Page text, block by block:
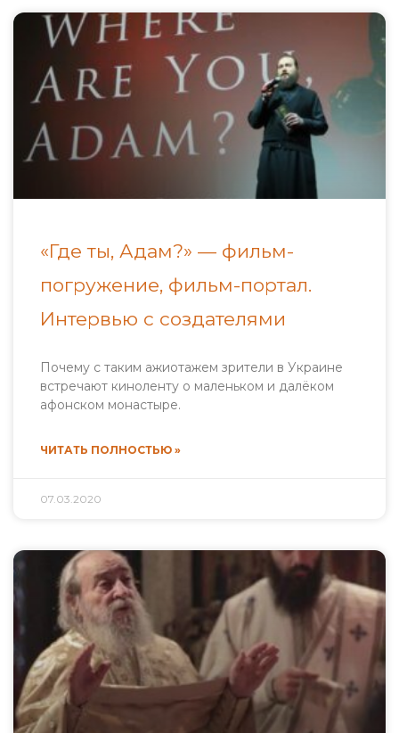
«Где ты, Адам?» — фильм-
погружение, фильм-портал.
Интервью с создателями
Почему с таким ажиотажем зрители в Украине
встречают киноленту о маленьком и далёком
афонском монастыре.
ЧИТАТЬ ПОЛНОСТЬЮ »
07.03.2020